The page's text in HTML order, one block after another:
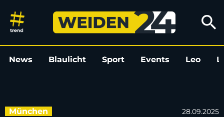
Nach Überfüllung: Was tut die
search
News Blaulicht Sport Events Leo
München 28.09.2025